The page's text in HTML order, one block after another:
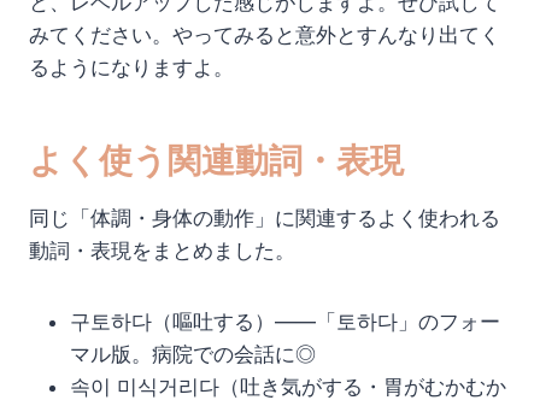
みてください。やってみると意外とすんなり出てく
るようになりますよ。
よく使う関連動詞・表現
同じ「体調・身体の動作」に関連するよく使われる
動詞・表現をまとめました。
구토하다（嘔吐する）——「토하다」のフォー
マル版。病院での会話に◎
속이 미식거리다（吐き気がする・胃がむかむか